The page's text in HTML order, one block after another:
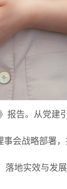
报告。从党建
会战略部署
落地实效与发